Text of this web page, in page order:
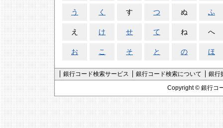
う く す つ ぬ ふ
え け せ て ね へ
お こ そ と の ほ
銀行コード検索サービス 銀行コード検索について
銀行
Copyright © 銀行コ